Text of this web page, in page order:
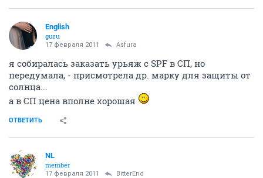
English
guru
17 февраля 2011 Asfura
я собиралась заказать урьяж с SPF в СП, но
передумала, - присмотрела др. марку для защиты от
солнца...
а в СП цена вполне хорошая
ОТВЕТИТЬ
NL
member
17 февраля 2011 BitterEnd